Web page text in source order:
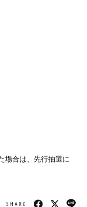
場合は、先行抽選に
SHARE